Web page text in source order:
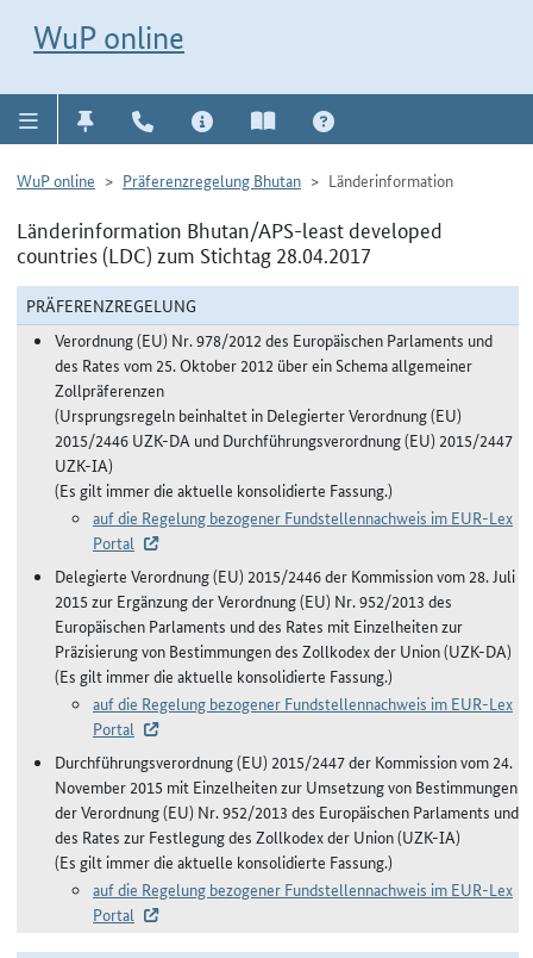
WuP online
WuP online Präferenzregelung Bhutan Länderinformation
Länderinformation Bhutan/APS-least developed
countries (LDC) zum Stichtag 28.04.2017
PRÄFERENZREGELUNG
Verordnung (EU) Nr. 978/2012 des Europäischen Parlaments und
des Rates vom 25. Oktober 2012 über ein Schema allgemeiner
Zollpräferenzen
(Ursprungsregeln beinhaltet in Delegierter Verordnung (EU)
2015/2446 UZK-DA und Durchführungsverordnung (EU) 2015/2447
UZK-IA)
(Es gilt immer die aktuelle konsolidierte Fassung.)
auf die Regelung bezogener Fundstellennachweis im EUR-Lex
Portal
Delegierte Verordnung (EU) 2015/2446 der Kommission vom 28. Juli
2015 zur Ergänzung der Verordnung (EU) Nr. 952/2013 des
Europäischen Parlaments und des Rates mit Einzelheiten zur
Präzisierung von Bestimmungen des Zollkodex der Union (UZK-DA)
(Es gilt immer die aktuelle konsolidierte Fassung.)
auf die Regelung bezogener Fundstellennachweis im EUR-Lex
Portal
Durchführungsverordnung (EU) 2015/2447 der Kommission vom 24.
November 2015 mit Einzelheiten zur Umsetzung von Bestimmungen
der Verordnung (EU) Nr. 952/2013 des Europäischen Parlaments und
des Rates zur Festlegung des Zollkodex der Union (UZK-IA)
(Es gilt immer die aktuelle konsolidierte Fassung.)
auf die Regelung bezogener Fundstellennachweis im EUR-Lex
Portal